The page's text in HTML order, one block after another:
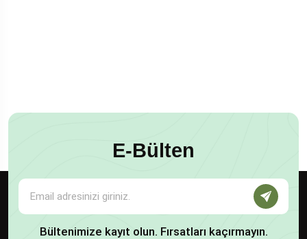
E-Bülten
Bültenimize kayıt olun. Fırsatları kaçırmayın.